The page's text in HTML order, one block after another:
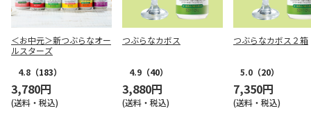
＜お中元＞新つぶらなオー
ルスターズ
4.8 （183）
3,780円
(送料・税込)
つぶらなカボス
4.9 （40）
3,880円
(送料・税込)
つぶらなカボス２箱
5.0 （20）
7,350円
(送料・税込)